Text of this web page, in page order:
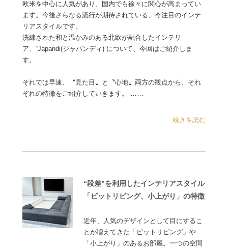
欧米を中心に人気があり、国内でも徐々に関心が高まってい
ます。今後さらなる流行が期待されている、今注目のインテ
リアスタイルです。
洗練された和と温かみのある北欧が融合したインテリ
ア、“Japandi(ジャパンディ)”について、今回はご紹介しま
す。
それでは早速、〝見た目〟と〝心地〟両方の観点から、それ
ぞれの特徴をご紹介していきます。 ……
...続きを読む
“段差”を利用したインテリアスタイル
「ピットリビング、小上がり」の特徴
近年、人気のデザインとして目にするこ
とが増えてきた「ピットリビング」や
「小上がり」のあるお部屋。一つの空間